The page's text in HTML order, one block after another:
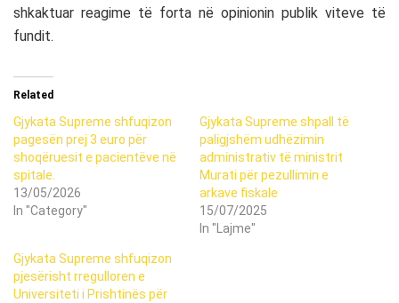
shkaktuar reagime të forta në opinionin publik viteve të
fundit.
Related
Gjykata Supreme shfuqizon
pagesën prej 3 euro për
shoqëruesit e pacientëve në
spitale.
13/05/2026
In "Category"
Gjykata Supreme shpall të
paligjshëm udhëzimin
administrativ të ministrit
Murati për pezullimin e
arkave fiskale
15/07/2025
In "Lajme"
Gjykata Supreme shfuqizon
pjesërisht rregulloren e
Universiteti i Prishtinës për